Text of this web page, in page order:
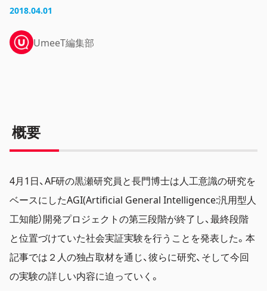
2018.04.01
UmeeT編集部
概要
4月1日、AF研の黒瀬研究員と長門博士は人工意識の研究を
ベースにしたAGI(Artificial General Intelligence:汎用型人
工知能）開発プロジェクトの第三段階が終了し、最終段階
と位置づけていた社会実証実験を行うことを発表した。本
記事では２人の独占取材を通じ、彼らに研究、そして今回
の実験の詳しい内容に迫っていく。